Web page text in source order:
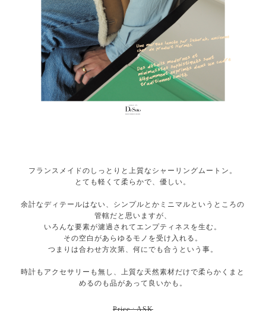
フランスメイドのしっとりと上質なシャーリングムートン。
とても軽くて柔らかで、優しい。
余計なディテールはない、シンプルとかミニマルというところの
管轄だと思いますが、
いろんな要素が濾過されてエンプティネスを生む。
その空白があらゆるモノを受け入れる。
つまりは合わせ方次第、何にでも合うという事。
時計もアクセサリーも無し、上質な天然素材だけで柔らかくまと
めるのも品があって良いかも。
Price : ASK